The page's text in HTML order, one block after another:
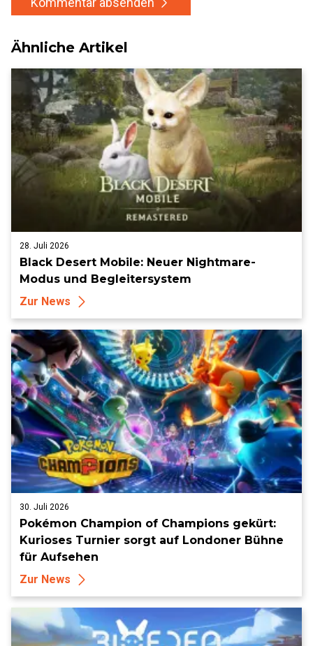
Ähnliche Artikel
28. Juli 2026
Black Desert Mobile: Neuer Nightmare-
Modus und Begleitersystem
Zur News
30. Juli 2026
Pokémon Champion of Champions gekürt:
Kurioses Turnier sorgt auf Londoner Bühne
für Aufsehen
Zur News